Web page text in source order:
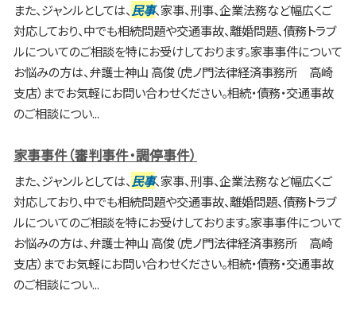
また、ジャンルとしては、民事、家事、刑事、企業法務など幅広くご
対応しており、中でも相続問題や交通事故、離婚問題、債務トラブ
ルについてのご相談を特にお受けしております。家事事件について
お悩みの方は、弁護士神山 高俊（虎ノ門法律経済事務所 高崎
支店）までお気軽にお問い合わせください。相続・債務・交通事故
のご相談につい...
家事事件（審判事件・調停事件）
また、ジャンルとしては、 民事、家事、刑事、企業法務など幅広くご
対応しており、中でも相続問題や交通事故、離婚問題、債務トラブ
ルについてのご相談を特にお受けしております。家事事件について
お悩みの方は、弁護士神山 高俊（虎ノ門法律経済事務所 高崎
支店）までお気軽にお問い合わせください。相続・債務・交通事故
のご相談につい...